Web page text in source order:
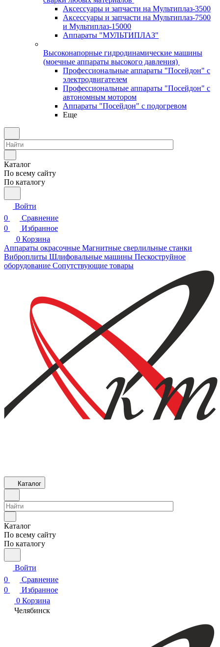
Аксессуары и запчасти на Мультиплаз-3500
Аксессуары и запчасти на Мультиплаз-7500
и Мультиплаз-15000
Аппараты "МУЛЬТИПЛАЗ"
Высоконапорные гидродинамические машины
(моечные аппараты высокого давления)
Профессиональные аппараты "Посейдон" с
электродвигателем
Профессиональные аппараты "Посейдон" с
автономным мотором
Аппараты "Посейдон" с подогревом
Еще
Каталог
По всему сайту
По каталогу
Войти
0
Сравнение
0
Избранное
0 Корзина
Аппараты окрасочные Магнитные сверлильные станки
Виброплиты Шлифовальные машины Пескоструйное
оборудование Сопутствующие товары
Каталог
Каталог
По всему сайту
По каталогу
Войти
0
Сравнение
0
Избранное
0 Корзина
Челябинск